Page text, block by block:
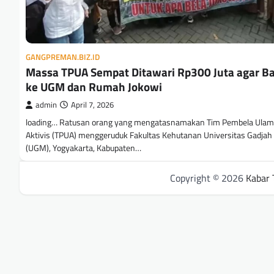
GANGPREMAN.BIZ.ID
Massa TPUA Sempat Ditawari Rp300 Juta agar
ke UGM dan Rumah Jokowi
admin April 7, 2026
loading… Ratusan orang yang mengatasnamakan Tim Pembela
Aktivis (TPUA) menggeruduk Fakultas Kehutanan Universitas
(UGM), Yogyakarta, Kabupaten…
Copyright © 2026